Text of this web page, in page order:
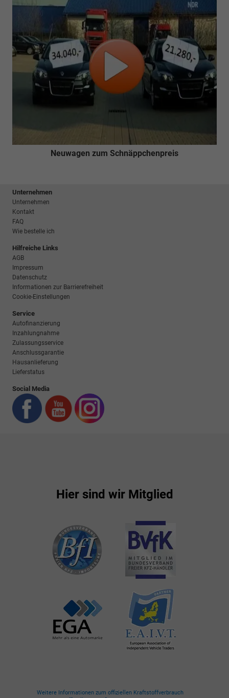
Neuwagen zum Schnäppchenpreis
Unternehmen
Unternehmen
Kontakt
FAQ
Wie bestelle ich
Hilfreiche Links
AGB
Impressum
Datenschutz
Informationen zur Barrierefreiheit
Cookie-Einstellungen
Service
Autofinanzierung
Inzahlungnahme
Zulassungsservice
Anschlussgarantie
Hausanlieferung
Lieferstatus
Social Media
Hier sind wir Mitglied
Weitere Informationen zum offiziellen Kraftstoffverbrauch